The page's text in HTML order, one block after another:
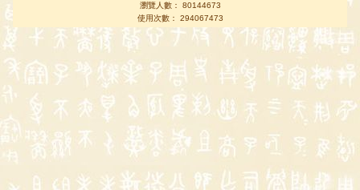
瀏覽人數： 80144673
使用次數： 294067473